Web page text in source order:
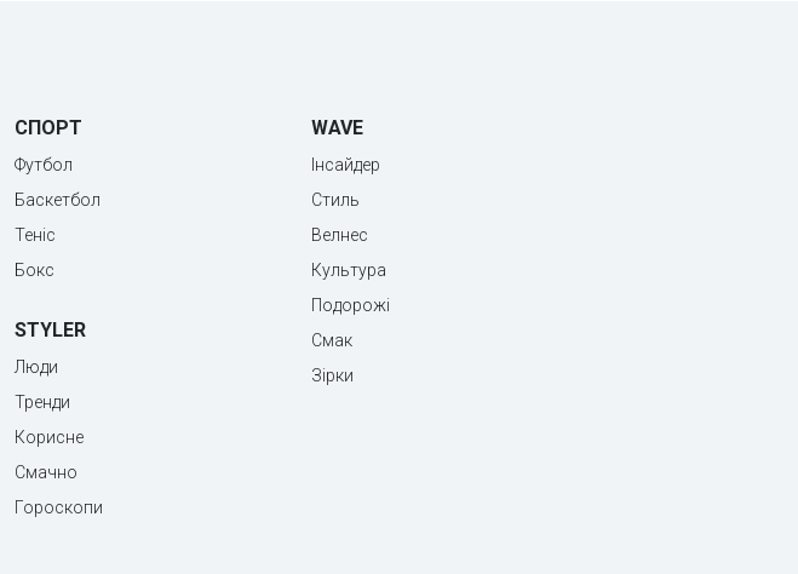
СПОРТ
Футбол
Баскетбол
Теніс
Бокс
STYLER
Люди
Тренди
Корисне
Смачно
Гороскопи
WAVE
Інсайдер
Стиль
Велнес
Культура
Подорожі
Смак
Зірки